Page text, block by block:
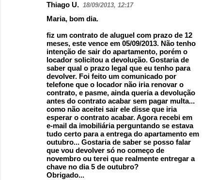
Thiago U. 18/09/2013, 12:17
Maria, bom dia.
fiz um contrato de aluguel com prazo de 12
meses, este vence em 05/09/2013. Não tenho
intenção de sair do apartamento, porém o
locador solicitou a devolução. Gostaria de
saber qual o prazo legal que eu tenho para
devolver. Foi feito um comunicado por
telefone que o locador não iria renovar o
contrato, e pasme, ainda queria a devolução
antes do contrato acabar sem pagar multa...
como não aceitei sair ele disse que iria
esperar o contrato acabar. Agora recebi em
e-mail da imobiliária perguntando se estava
tudo certo para a entrega do apartamento em
outubro... Gostaria de saber se posso falar
que vou devolver só no começo de
novembro ou terei que realmente entregar a
chave no dia 5 de outubro?
Obrigado...